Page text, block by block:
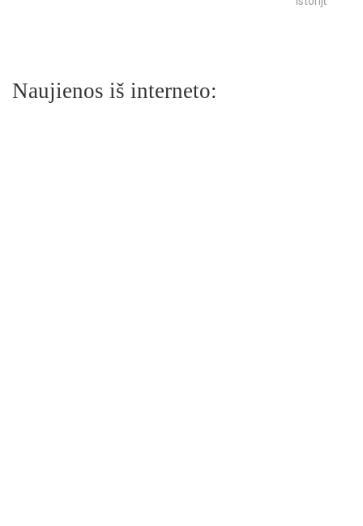
Naujienos iš interneto: